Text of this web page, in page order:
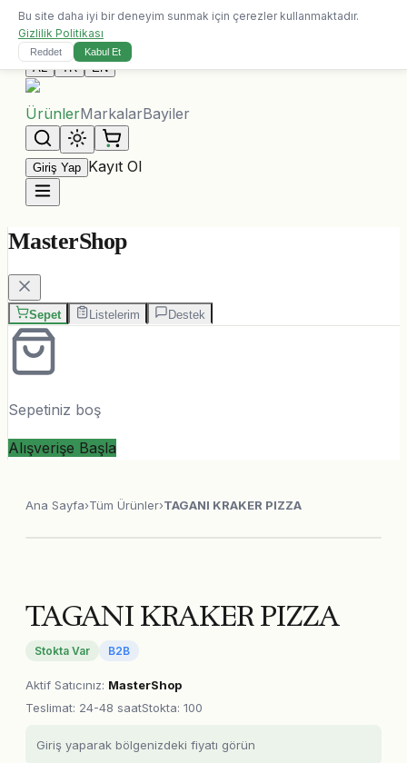
10.000 ALL üzeri siparişlerde ücretsiz kargo
Bize Ulaşın
AL TR EN
ÜrünlerMarkalarBayiler
Giriş Yap Kayıt Ol
MasterShop
Sepet Listelerim Destek
Sepetiniz boş
Alışverişe Başla
Ana Sayfa›Tüm Ürünler›TAGANI KRAKER PIZZA
TAGANI KRAKER PIZZA
Stokta Var B2B
Aktif Satıcınız: MasterShop
Teslimat: 24-48 saatStokta: 100
Giriş yaparak bölgenizdeki fiyatı görün
Bu site daha iyi bir deneyim sunmak için çerezler kullanmaktadır.
Gizlilik Politikası
Reddet Kabul Et